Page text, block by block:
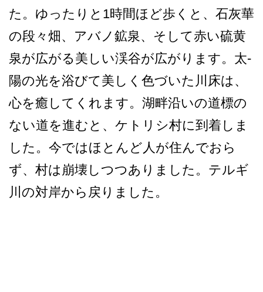
た。ゆったりと­1時間ほど歩くと、石灰華
の段々畑、アバノ鉱泉、そ­して赤い硫黄
泉が広がる美しい渓谷が広がります。太­
陽の光を浴びて美しく色づいた川床は、
心を癒してく­れます。湖畔沿いの道標の
ない道を進むと、ケトリシ­村に到着しま
した。今ではほとんど人が住んでおら
ず­、村は崩壊しつつありました。テルギ
川の対岸から戻­りました。